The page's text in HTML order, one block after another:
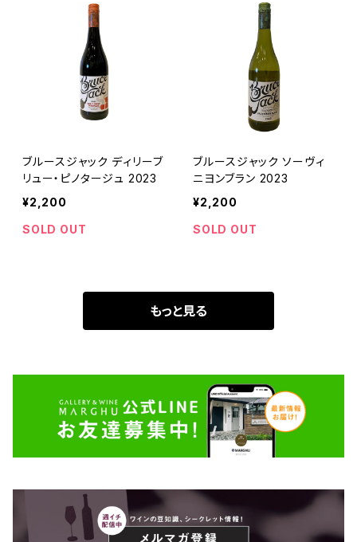
ブルースジャック ディリーブ
リュー・ピノタージュ 2023
¥2,200
SOLD OUT
ブルースジャック ソーヴィ
ニヨンブラン 2023
¥2,200
SOLD OUT
もっと見る